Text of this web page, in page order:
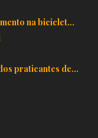
na biciclet...
praticantes de...